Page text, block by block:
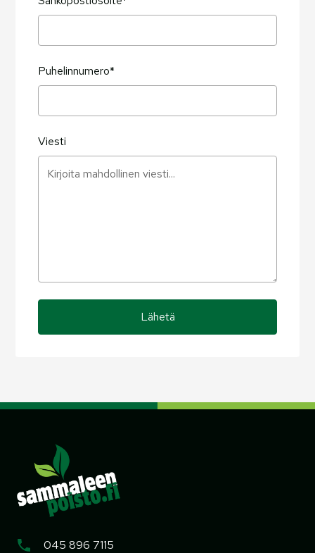
Puhelinnumero*
Viesti
045 896 7115